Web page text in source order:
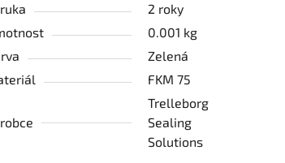
2 roky
0.001 kg
Zelená
FKM 75
Trelleborg
Sealing
Solutions